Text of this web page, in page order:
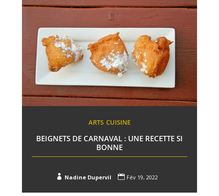
ARTS CUISINE
BEIGNETS DE CARNAVAL : UNE RECETTE SI
BONNE
 Nadine Dupervil  Fév 19, 2022